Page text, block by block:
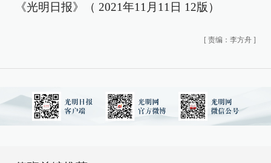
《光明日报》（ 2021年11月11日 12版）
[ 责编：李方舟 ]